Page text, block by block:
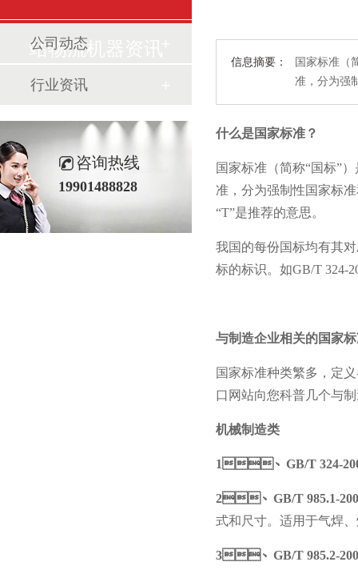
信息摘要：
国家标准（
准，分为
什么是国家标准？
国家标准（简称“国标”）
准，分为强制性国家标
“T”是推荐的意思。
我国的每份国标均有其对应
标的标识。如GB/T 324-
与制造企业相关的国家标准
国家标准种类繁多，定
口网站向您科普几个与制造业
机械制造类
1、 GB/T 324-
2、 GB/T 985.1-
式和尺寸。适用于气焊
3、 GB/T 985.2-
站物流机器资讯
公司动态
行业资讯
咨询热线
19901488828